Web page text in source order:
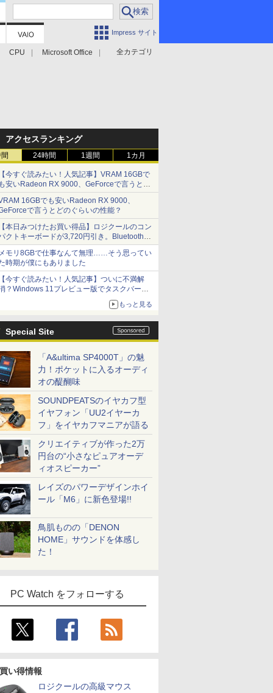
Impress サイト
全カテゴリ
CPU Microsoft Office
アクセスランキング
24時間 1週間 1カ月
今すぐ読みたい！人気記事】VRAM 16GBで
安いRadeon RX 9000、GeForceで言うとど
ぐらいの性能？ - PC Watch
16GBでも安いRadeon RX 9000、
で言うとどのぐらいの性能？
本日みつけたお買い得品】ロジクールのコン
クトキーボードが3,720円引き。Bluetoothで3
接続対応
モリ8GBで仕事なんて無理……そう思ってい
時期が僕にもありました
今すぐ読みたい！人気記事】ついに不満解
？Windows 11プレビュー版でタスクバーの
もっと見る
Special Site
「A&ultima SP4000T」の魅
力！ポケットに入るオーディ
オの醍醐味
SOUNDPEATSのイヤカフ型
イヤフォン「UU2イヤーカ
フ」をイヤカフマニアが語る
クリエイティブが作った2万
円台の“小さなピュアオーデ
ィオスピーカー”
レイズのパワーデザインホイ
ール「M6」に新色登場!!
鳥肌ものの「DENON
HOME」サウンドを体感し
た！
PC Watch をフォローする
い得情報
ロジクールの高級マウス